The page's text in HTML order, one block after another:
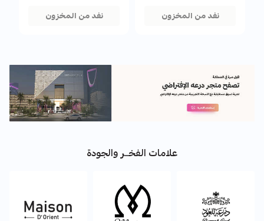
نفد من المخزون نفد من المخزون
علامات الفخـــر والجودة